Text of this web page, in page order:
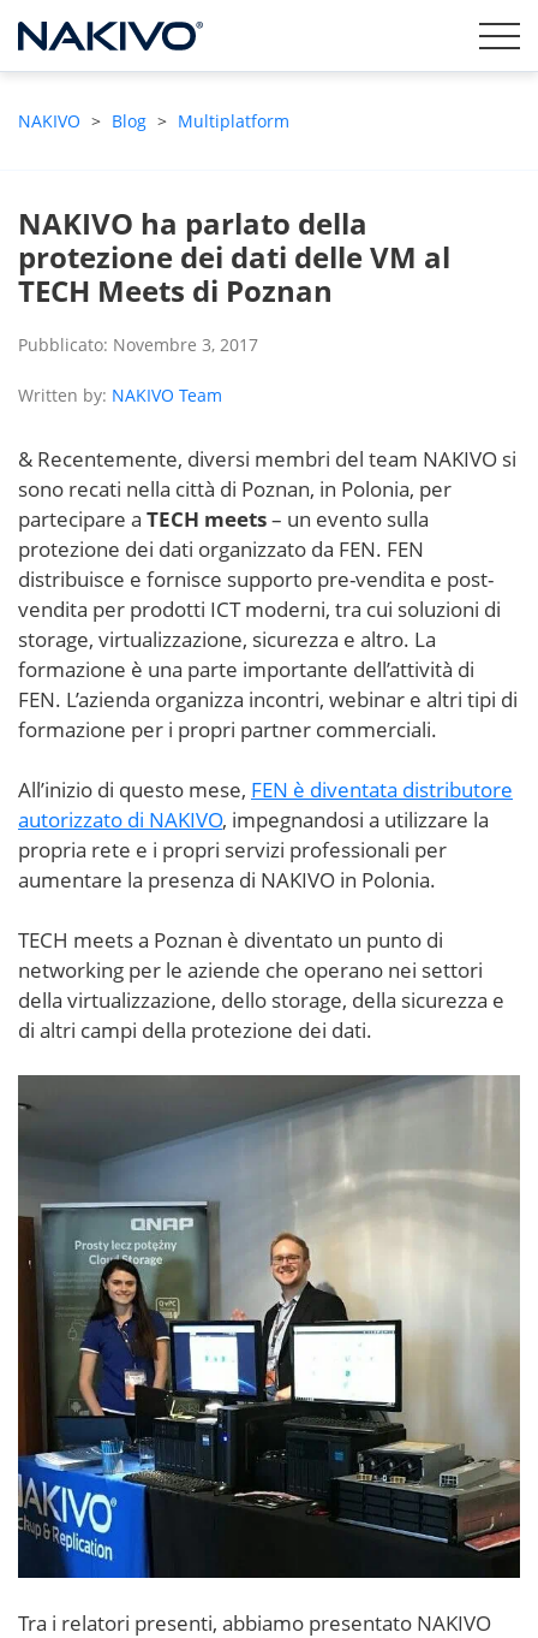
NAKIVO > Blog > Multiplatform
NAKIVO ha parlato della
protezione dei dati delle VM al
TECH Meets di Poznan
Pubblicato: Novembre 3, 2017
Written by: NAKIVO Team
& Recentemente, diversi membri del team NAKIVO si
sono recati nella città di Poznan, in Polonia, per
partecipare a TECH meets– un evento sulla
protezione dei dati organizzato da FEN. FEN
distribuisce e fornisce supporto pre-vendita e post-
vendita per prodotti ICT moderni, tra cui soluzioni di
storage, virtualizzazione, sicurezza e altro. La
formazione è una parte importante dell’attività di
FEN. L’azienda organizza incontri, webinar e altri tipi di
formazione per i propri partner commerciali.
All’inizio di questo mese, FEN è diventata distributore
autorizzato di NAKIVO, impegnandosi a utilizzare la
propria rete e i propri servizi professionali per
aumentare la presenza di NAKIVO in Polonia.
TECH meets a Poznan è diventato un punto di
networking per le aziende che operano nei settori
della virtualizzazione, dello storage, della sicurezza e
di altri campi della protezione dei dati.
Tra i relatori presenti, abbiamo presentato NAKIVO